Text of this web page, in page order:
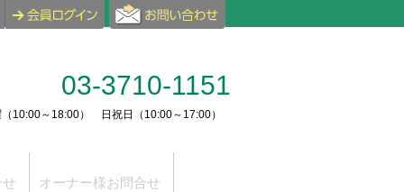
03-3710-1151
（10:00～18:00） 日祝日（10:00～17:00）
オーナー様お問合せ